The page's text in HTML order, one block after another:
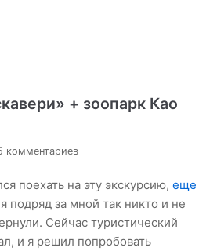
+ зоопарк Као
комментариев
поехать на эту экскурсию, еще
подряд за мной так никто и не
Сейчас туристический
и я решил попробовать